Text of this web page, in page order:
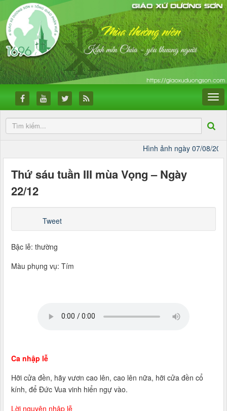
Hình ảnh ngày 07/08/2026
Thứ sáu tuần III mùa Vọng – Ngày
22/12
Tweet
Bậc lễ: thường
Màu phụng vụ: Tím
Ca nhập lễ
Hỡi cửa đền, hãy vươn cao lên, cao lên nữa, hỡi cửa đền cổ
kính, để Đức Vua vinh hiển ngự vào.
Lời nguyện nhập lễ